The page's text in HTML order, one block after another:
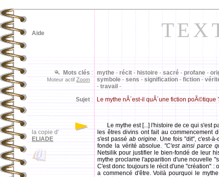
la copie d'
ELIADE
mythe - récit - histoire - sacré - profane -
symbole - sens - signification - fiction -
- travail -
Mots clés :
Moteur actif Zoom
Sujet : Le mythe nÂ´est-il quÂ´une fiction poÃ©tique
Aide
Le mythe est [...] l'histoire de ce qui s'est
les êtres divins ont fait au commencement
s'est passé ab origine. Une fois "dit", c'est-
fonde la vérité absolue. "C'est ainsi parce
Netsilik pour justifier le bien-fondé de leur
mythe proclame l'apparition d'une nouvelle
C'est donc toujours le récit d'une "création" :
a commencé d'être. Voilà pourquoi le